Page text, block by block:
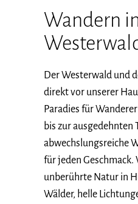
Wandern
Der Westerwald und
direkt vor unserer
Paradies für
bis zur ausgedehnten
abwechslungsreiche
für jeden Geschmack.
unberührte Natur in
Wälder, helle